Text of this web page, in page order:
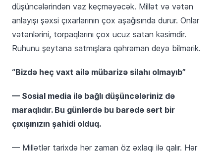
düşüncələrindən vaz keçməyəcək. Millət və vətən
anlayışı şəxsi çıxarlarının çox aşağısında durur. Onlar
vətənlərini, torpaqlarını çox ucuz satan kəsimdir.
Ruhunu şeytana satmışlara qəhrəman deyə bilmərik.
“Bizdə heç vaxt ailə mübarizə silahı olmayıb”
— Sosial media ilə bağlı düşüncələriniz də
maraqlıdır. Bu günlərdə bu barədə sərt bir
çıxışınızın şahidi olduq.
— Millətlər tarixdə hər zaman öz əxlaqı ilə qalır. Hər